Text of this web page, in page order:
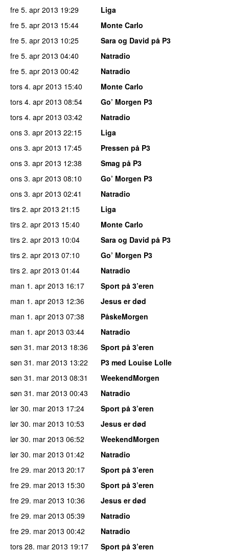
fre 5. apr 2013 19:29
Liga
fre 5. apr 2013 15:44
Monte Carlo
fre 5. apr 2013 10:25
Sara og David på P3
fre 5. apr 2013 04:40
Natradio
fre 5. apr 2013 00:42
Natradio
tors 4. apr 2013 15:40
Monte Carlo
tors 4. apr 2013 08:54
Go’ Morgen P3
tors 4. apr 2013 03:42
Natradio
ons 3. apr 2013 22:15
Liga
ons 3. apr 2013 17:45
Pressen på P3
ons 3. apr 2013 12:38
Smag på P3
ons 3. apr 2013 08:10
Go’ Morgen P3
ons 3. apr 2013 02:41
Natradio
tirs 2. apr 2013 21:15
Liga
tirs 2. apr 2013 15:40
Monte Carlo
tirs 2. apr 2013 10:04
Sara og David på P3
tirs 2. apr 2013 07:10
Go’ Morgen P3
tirs 2. apr 2013 01:44
Natradio
man 1. apr 2013 16:17
Sport på 3’eren
man 1. apr 2013 12:36
Jesus er død
man 1. apr 2013 07:38
PåskeMorgen
man 1. apr 2013 03:44
Natradio
søn 31. mar 2013 18:36
Sport på 3’eren
søn 31. mar 2013 13:22
P3 med Louise Lolle
søn 31. mar 2013 08:31
WeekendMorgen
søn 31. mar 2013 00:43
Natradio
lør 30. mar 2013 17:24
Sport på 3’eren
lør 30. mar 2013 10:53
Jesus er død
lør 30. mar 2013 06:52
WeekendMorgen
lør 30. mar 2013 01:42
Natradio
fre 29. mar 2013 20:17
Sport på 3’eren
fre 29. mar 2013 15:30
Sport på 3’eren
fre 29. mar 2013 10:36
Jesus er død
fre 29. mar 2013 05:39
Natradio
fre 29. mar 2013 00:42
Natradio
tors 28. mar 2013 19:17 Sport på 3’eren